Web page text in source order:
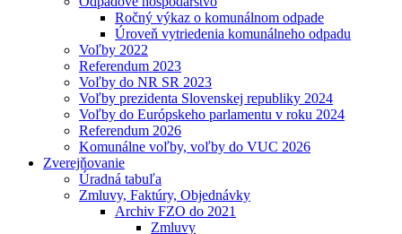
Ročný výkaz o komunálnom odpade
Úroveň vytriedenia komunálneho odpadu
Voľby 2022
Referendum 2023
Voľby do NR SR 2023
Voľby prezidenta Slovenskej republiky 2024
Voľby do Európskeho parlamentu v roku 2024
Referendum 2026
Komunálne voľby, voľby do VUC 2026
Zverejňovanie
Úradná tabuľa
Zmluvy, Faktúry, Objednávky
Archiv FZO do 2021
Zmluvy